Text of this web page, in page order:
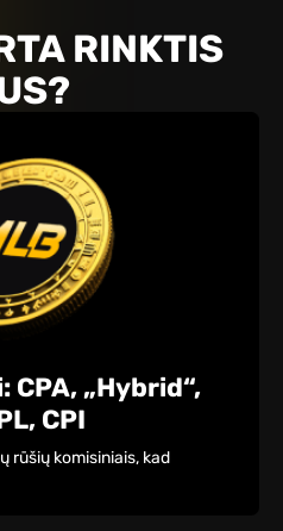
RINKTIS
„Hybrid“,
CPI
rūšių komisiniais, kad